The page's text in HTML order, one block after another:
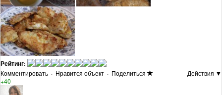
Рейтинг:
Комментировать · Нравится объект · Поделиться
Действия ▼
+40